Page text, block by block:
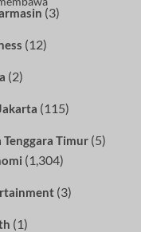
(3)
(12)
(2)
(115)
Tenggara Timur(5)
(1,304)
(3)
(1)